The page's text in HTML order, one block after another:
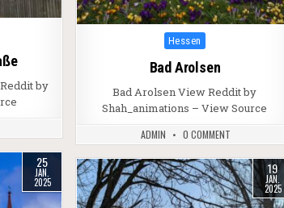
by
Posted in
Hessen
Bad Arolsen
Bad Arolsen View Reddit by
Shah_animations – View Source
ADMIN 0 COMMENT
25
JAN.
2025
19
JAN.
2025